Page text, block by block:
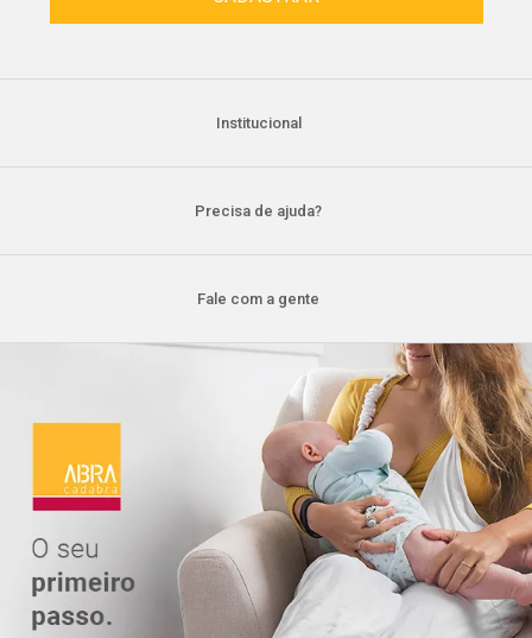
Institucional
Precisa de ajuda?
Fale com a gente